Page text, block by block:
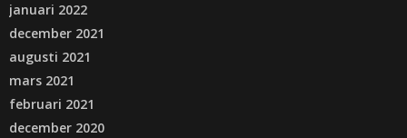
januari 2022
december 2021
augusti 2021
mars 2021
februari 2021
december 2020